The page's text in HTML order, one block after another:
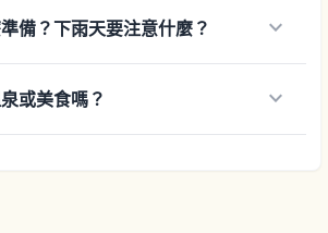
備？下雨天要注意什麼？ keyboard_arrow_down
或美食嗎？ keyboard_arrow_down